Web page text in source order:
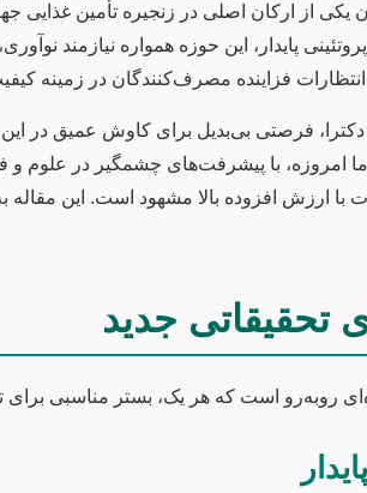
از ارکان اصلی در زنجیره تأمین غذایی
پایدار، این حوزه همواره نیازمند
فزاینده مصرف‌کنندگان در زمینه
فرصتی بی‌بدیل برای کاوش عمیق در
امروزه، با پیشرفت‌های چشمگیر در علوم و
با ارزش افزوده بالا مشهود است. این
جدید
روبه‌رو است که هر یک، بستر مناسبی برای